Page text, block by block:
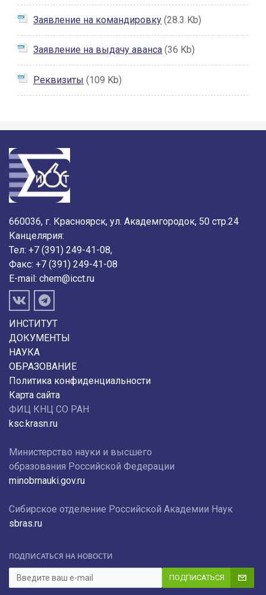
Заявление на командировку (28.3 Kb)
Заявление на выдачу аванса (36 Kb)
Реквизиты (109 Kb)
660036, г. Красноярск, ул. Академгородок, 50 стр.24
Канцелярия:
Тел: +7 (391) 249-41-08,
Факс: +7 (391) 249-41-08
E-mail: chem@icct.ru
ИНСТИТУТ
ДОКУМЕНТЫ
НАУКА
ОБРАЗОВАНИЕ
Политика конфиденциальности
Карта сайта
ФИЦ КНЦ СО РАН
ksc.krasn.ru
Министерство науки и высшего
образования Российской Федерации
minobrnauki.gov.ru
Сибирское отделение Российской Академии Наук
sbras.ru
ПОДПИСАТЬСЯ НА НОВОСТИ
ПОДПИСАТЬСЯ